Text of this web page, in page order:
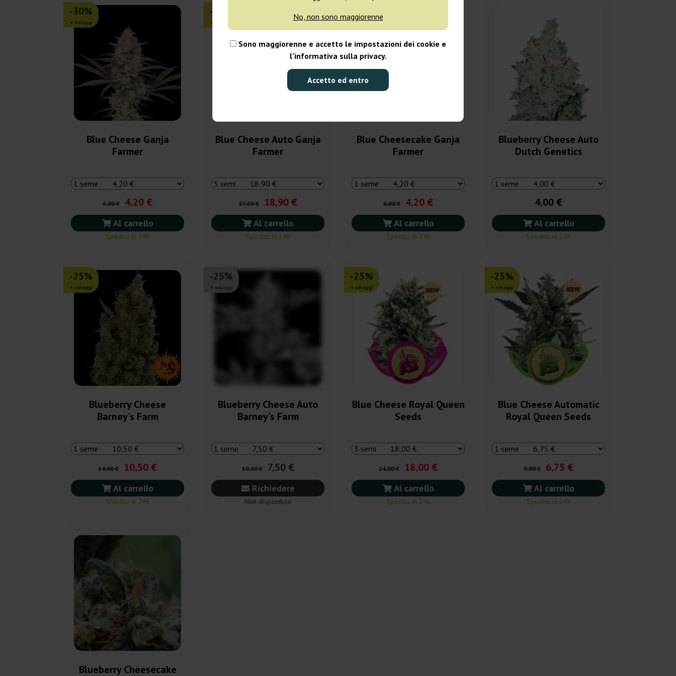
No, non sono maggiorenne
Sono maggiorenne e accetto le impostazioni dei cookie e
l’informativa sulla privacy.
Accetto ed entro
-30%
+ omaggi
Blue Cheese Ganja
Farmer
6,00 € 4,20 €
Al carrello
Spedito in 24h
-30%
+ omaggi
Blue Cheese Auto Ganja
Farmer
27,00 € 18,90 €
Al carrello
Spedito in 24h
-30%
+ omaggi
Blue Cheesecake Ganja
Farmer
6,00 € 4,20 €
Al carrello
Spedito in 24h
Blueberry Cheese Auto
Dutch Genetics
4,00 €
Al carrello
Spedito in 24h
-25%
+ omaggi
Blueberry Cheese
Barney's Farm
14,00 € 10,50 €
Al carrello
Spedito in 24h
-25%
+ omaggi
Blueberry Cheese Auto
Barney's Farm
10,00 € 7,50 €
Richiedere
Non disponibile
-25%
+ omaggi
Blue Cheese Royal Queen
Seeds
24,00 € 18,00 €
Al carrello
Spedito in 24h
-25%
+ omaggi
Blue Cheese Automatic
Royal Queen Seeds
9,00 € 6,75 €
Al carrello
Spedito in 24h
Blueberry Cheesecake